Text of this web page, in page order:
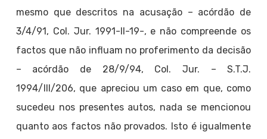
mesmo que descritos na acusação – acórdão de
3/4/91, Col. Jur. 1991-II-19-, e não compreende os
factos que não influam no proferimento da decisão
– acórdão de 28/9/94, Col. Jur. – S.T.J.
1994/III/206, que apreciou um caso em que, como
sucedeu nos presentes autos, nada se mencionou
quanto aos factos não provados. Isto é igualmente